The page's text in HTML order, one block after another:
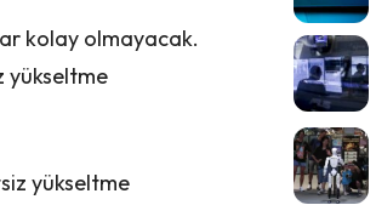
kolay olmayacak.
yükseltme
yükseltme